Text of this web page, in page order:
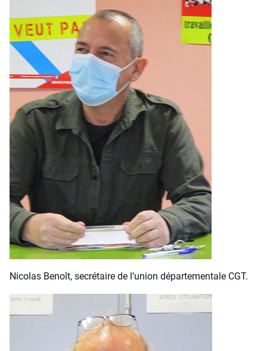
Nico­las Benoît, secré­taire de l’u­nion dépar­te­men­tale CGT.